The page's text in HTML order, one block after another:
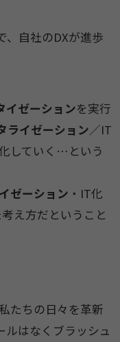
、自社のDXが進歩
イゼーションを実行
ライゼーション／IT
していく…という
ゼーション ・IT化
え方だということ
たちの日々を革新
ルはなくブラッシュ